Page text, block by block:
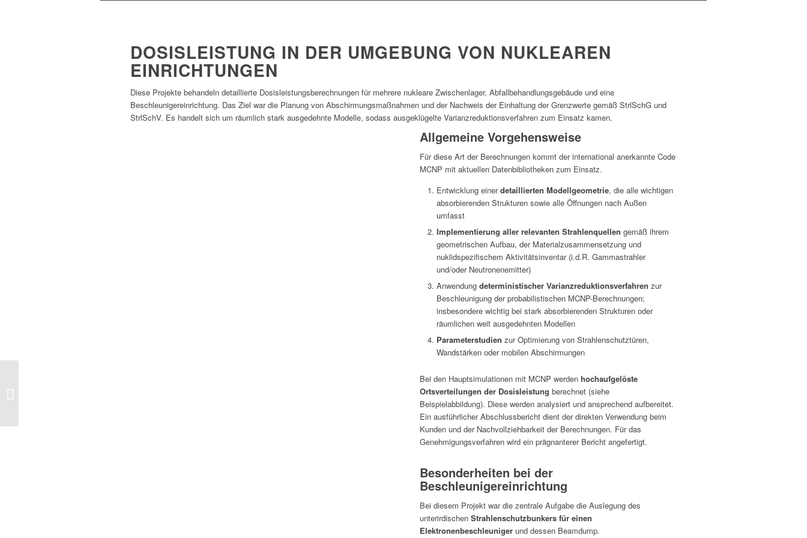
DOSISLEISTUNG IN DER UMGEBUNG VON NUKLEAREN
EINRICHTUNGEN
Diese Projekte behandeln detaillierte Dosisleistungsberechnungen für mehrere nukleare Zwischenlager, Abfallbehandlungsgebäude und eine
Beschleunigereinrichtung. Das Ziel war die Planung von Abschirmungsmaßnahmen und der Nachweis der Einhaltung der Grenzwerte gemäß StrlSchG und
StrlSchV. Es handelt sich um räumlich stark ausgedehnte Modelle, sodass ausgeklügelte Varianzreduktionsverfahren zum Einsatz kamen.
Allgemeine Vorgehensweise
Für diese Art der Berechnungen kommt der international anerkannte Code
MCNP mit aktuellen Datenbibliotheken zum Einsatz.
Entwicklung einerdetaillierten Modellgeometrie, die alle wichtigen
absorbierenden Strukturen sowie alle Öffnungen nach Außen
umfasst
Implementierung aller relevanten Strahlenquellen gemäß ihrem
geometrischen Aufbau, der Materialzusammensetzung und
nuklidspezifischem Aktivitätsinventar (i.d.R. Gammastrahler
und/oder Neutronenemitter)
Anwendungdeterministischer Varianzreduktionsverfahren zur
Beschleunigung der probabilistischen MCNP-Berechnungen;
insbesondere wichtig bei stark absorbierenden Strukturen oder
räumlichen weit ausgedehnten Modellen
Parameterstudien zur Optimierung von Strahlenschutztüren,
Wandstärken oder mobilen Abschirmungen
Bei den Hauptsimulationen mit MCNP werdenhochaufgelöste
Ortsverteilungen der Dosisleistung berechnet (siehe
Beispielabbildung). Diese werden analysiert und ansprechend aufbereitet.
Ein ausführlicher Abschlussbericht dient der direkten Verwendung beim
Kunden und der Nachvollziehbarkeit der Berechnungen. Für das
Genehmigungsverfahren wird ein prägnanterer Bericht angefertigt.
Besonderheiten bei der
Beschleunigereinrichtung
Bei diesem Projekt war die zentrale Aufgabe die Auslegung des
unterirdischenStrahlenschutzbunkers für einen
Elektronenbeschleuniger und dessen Beamdump.